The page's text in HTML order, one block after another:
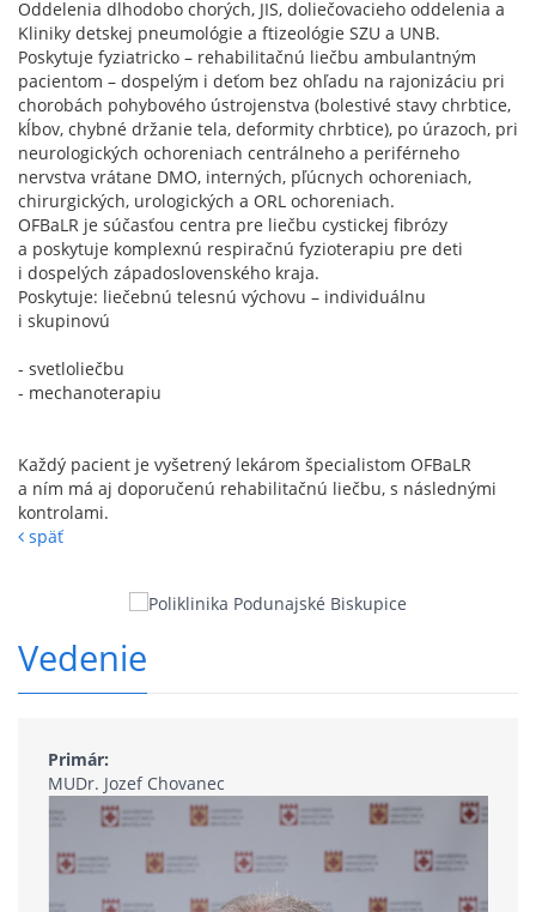
Oddelenia dlhodobo chorých, JIS, doliečovacieho oddelenia a
Kliniky detskej pneumológie a ftizeológie SZU a UNB.
Poskytuje fyziatricko – rehabilitačnú liečbu ambulantným
pacientom – dospelým i deťom bez ohľadu na rajonizáciu pri
chorobách pohybového ústrojenstva (bolestivé stavy chrbtice,
kĺbov, chybné držanie tela, deformity chrbtice), po úrazoch, pri
neurologických ochoreniach centrálneho a periférneho
nervstva vrátane DMO, interných, pľúcnych ochoreniach,
chirurgických, urologických a ORL ochoreniach.
OFBaLR je súčasťou centra pre liečbu cystickej fibrózy
a poskytuje komplexnú respiračnú fyzioterapiu pre deti
i dospelých západoslovenského kraja.
Poskytuje: liečebnú telesnú výchovu – individuálnu
i skupinovú
- svetloliečbu
- mechanoterapiu
Každý pacient je vyšetrený lekárom špecialistom OFBaLR
a ním má aj doporučenú rehabilitačnú liečbu, s následnými
kontrolami.
späť
Vedenie
Primár:
MUDr. Jozef Chovanec